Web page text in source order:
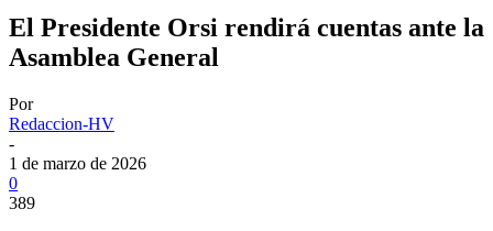
El Presidente Orsi rendirá cuentas ante la
Asamblea General
Por
Redaccion-HV
-
1 de marzo de 2026
0
389